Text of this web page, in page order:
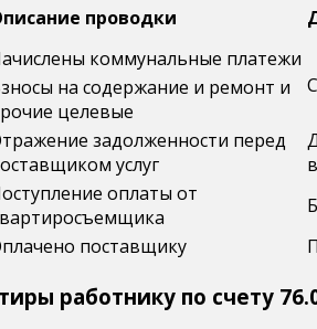
проводки
коммунальные платежи
на содержание и ремонт и
целевые
задолженности перед
услуг
оплаты от
поставщику
работнику по счету